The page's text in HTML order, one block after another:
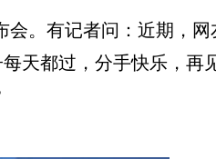
。有记者问：近期，网
天都过，分手快乐，再